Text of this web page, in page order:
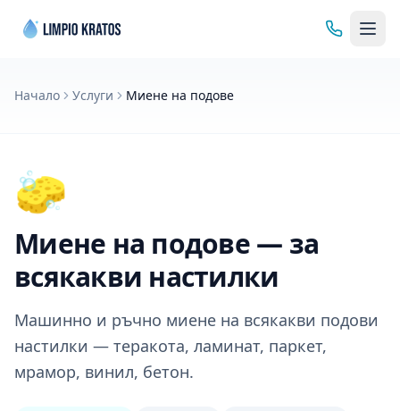
Начало Услуги Миене на подове
🧽
Миене на подове — за
всякакви настилки
Машинно и ръчно миене на всякакви подови
настилки — теракота, ламинат, паркет,
мрамор, винил, бетон.